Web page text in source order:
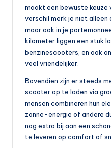
o
maakt een bewuste keuze
verschil merk je niet
maar ook in je
kilometer liggen een stuk
benzinescooters, en ook
veel vriendelijker.
Bovendien zijn er steeds
scooter op te laden via
mensen combineren hun
zonne-energie of andere
nog extra bij aan een
te leveren op comfort of